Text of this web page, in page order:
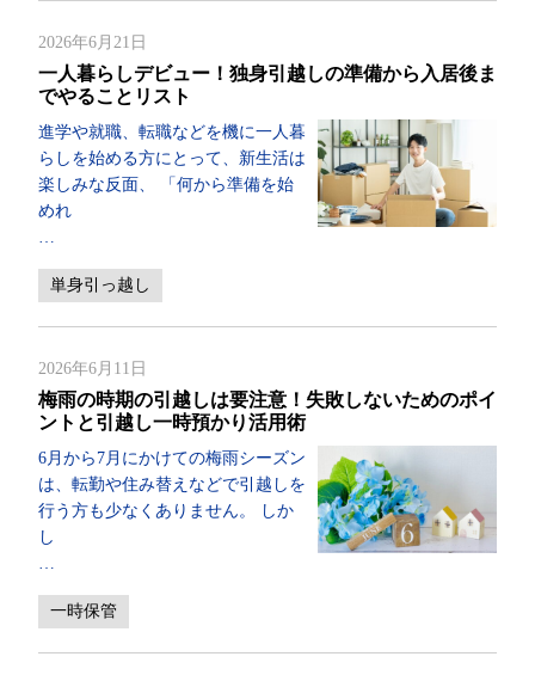
2026年6月21日
一人暮らしデビュー！独身引越しの準備から入居後ま
でやることリスト
進学や就職、転職などを機に一人暮
らしを始める方にとって、新生活は
楽しみな反面、 「何から準備を始
めれ
単身引っ越し
2026年6月11日
梅雨の時期の引越しは要注意！失敗しないためのポイ
ントと引越し一時預かり活用術
6月から7月にかけての梅雨シーズン
は、転勤や住み替えなどで引越しを
行う方も少なくありません。 しか
し
一時保管